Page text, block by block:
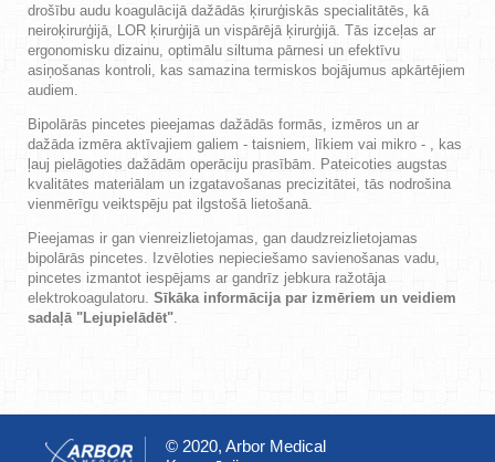
drošību audu koagulācijā dažādās ķirurģiskās specialitātēs, kā
neiroķirurģijā, LOR ķirurģijā un vispārējā ķirurģijā. Tās izceļas ar
ergonomisku dizainu, optimālu siltuma pārnesi un efektīvu
asiņošanas kontroli, kas samazina termiskos bojājumus apkārtējiem
audiem.
Bipolārās pincetes pieejamas dažādās formās, izmēros un ar
dažāda izmēra aktīvajiem galiem - taisniem, līkiem vai mikro - , kas
ļauj pielāgoties dažādām operāciju prasībām. Pateicoties augstas
kvalitātes materiālam un izgatavošanas precizitātei, tās nodrošina
vienmērīgu veiktspēju pat ilgstošā lietošanā.
Pieejamas ir gan vienreizlietojamas, gan daudzreizlietojamas
bipolārās pincetes. Izvēloties nepieciešamo savienošanas vadu,
pincetes izmantot iespējams ar gandrīz jebkura ražotāja
elektrokoagulatoru. Sīkāka informācija par izmēriem un veidiem
sadaļā "Lejupielādēt"
© 2020, Arbor Medical